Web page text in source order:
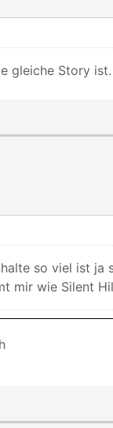
gleiche Story
so viel ist
mir wie Silent